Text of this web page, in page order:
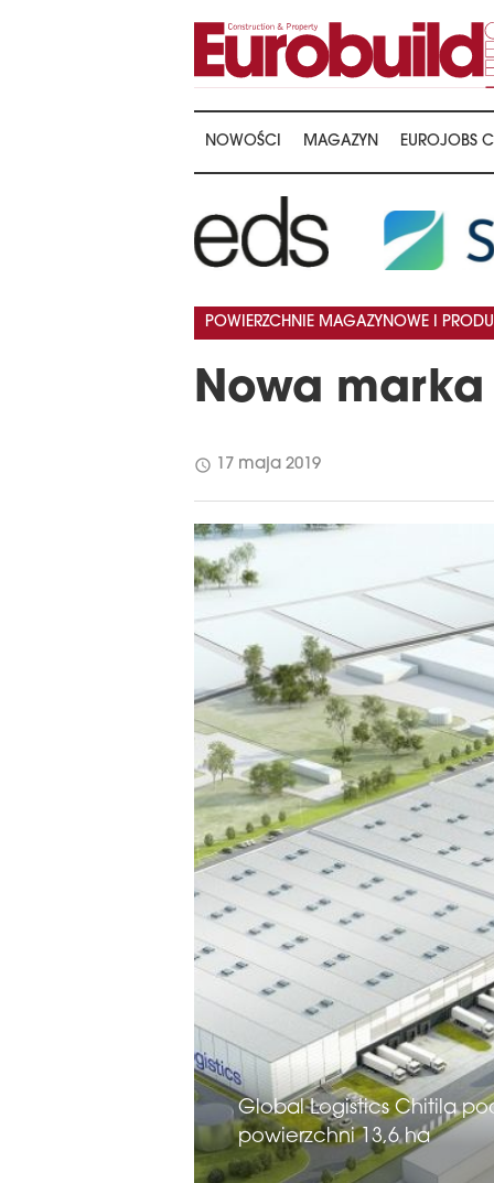
NOWOŚCI MAGAZYN EUROJOBS
Nowa
POWIERZCHNIE MAGAZYNOWE I
schedule 17 maja 2019
Global Logistics Chitila
powierzchni 13,6 ha
16TH CENTRAL &
22.